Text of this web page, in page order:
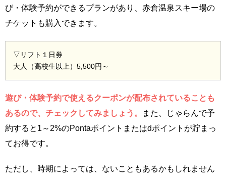
び・体験予約ができるプランがあり、赤倉温泉スキー場の
チケットも購入できます。
▽リフト１日券
大人（高校生以上）5,500円～
遊び・体験予約で使えるクーポンが配布されていることも
あるので、チェックしてみましょう。
また、じゃらんで予
約すると1～2%のPontaポイントまたはdポイントが貯まっ
てお得です。
ただし、時期によっては、ないこともあるかもしれません